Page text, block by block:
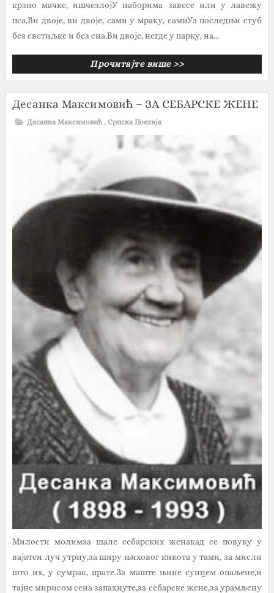
крзно мачке, ишчезлојУ наборима завесе или у лавежу
пса,Ви двоје, ви двоје, сами у мраку, самиУз последњи стуб
без светиљке и без сна.Ви двоје, негде у парку, на...
Прочитајте више >>
Десанка Максимовић – ЗА СЕБАРСКЕ ЖЕНЕ
Десанка Максимовић , Српска Поезија
Милости молимза шале себарских женакад се повуку у
вајатеи луч утрну,за ширу њиховог кикота у тами, за мисли
што их, у сумрак, прате.За маште њине сунцем опаљене,и
тајне мирисом сена запахнуте,за себарске жене,за урамљену